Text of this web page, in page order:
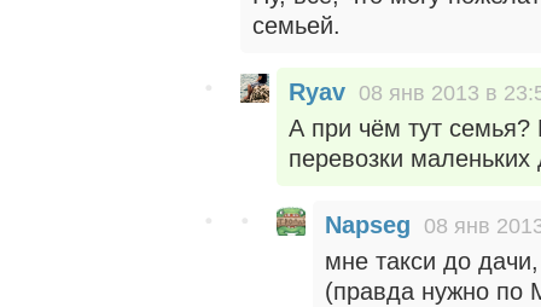
семьей.
Ryav 08 янв 2013 в
А при чём тут семья?
перевозки
Napseg 08 янв
мне такси до
(правда нужно по